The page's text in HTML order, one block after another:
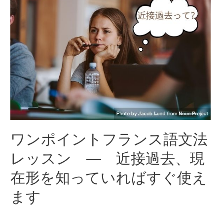
ワンポイントフランス語文法
レッスン ― 近接過去、現
在形を知っていればすぐ使え
ます